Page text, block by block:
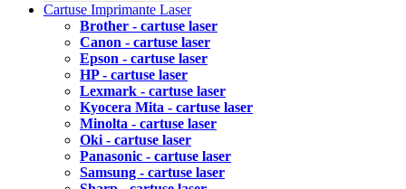
Cartuse Imprimante Laser
Brother - cartuse laser
Canon - cartuse laser
Epson - cartuse laser
HP - cartuse laser
Lexmark - cartuse laser
Kyocera Mita - cartuse laser
Minolta - cartuse laser
Oki - cartuse laser
Panasonic - cartuse laser
Samsung - cartuse laser